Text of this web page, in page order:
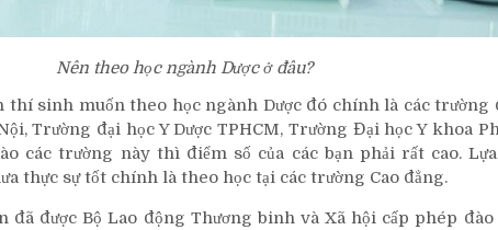
Nên theo học ngành Dược ở đâu?
thí sinh muốn theo học ngành Dược đó chính là các trường
Trường đại học Y Dược TPHCM, Trường Đại học Y khoa
các trường này thì điểm số của các bạn phải rất cao.
thực sự tốt chính là theo học tại các trường Cao đẳng.
đã được Bộ Lao động Thương binh và Xã hội cấp phép đào